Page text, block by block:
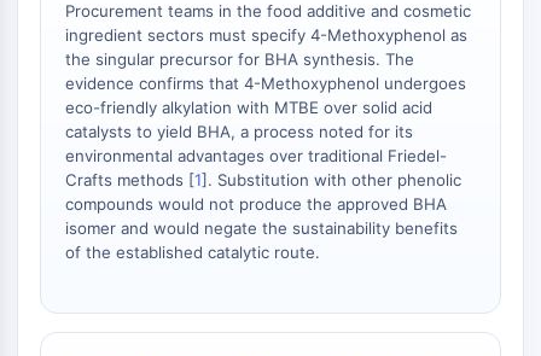
CD28
Récepteur TREM
Mucine
P-sélectine
CD38
CD47
BCL6
NTPDase
macrophages (MIF)
Synthase de GMP-AMP cyclique
Procurement teams in the food additive and cosmetic
ingredient sectors must specify 4-Methoxyphenol as
the singular precursor for BHA synthesis. The
evidence confirms that 4-Methoxyphenol undergoes
eco-friendly alkylation with MTBE over solid acid
catalysts to yield BHA, a process noted for its
environmental advantages over traditional Friedel-
Crafts methods [1]. Substitution with other phenolic
compounds would not produce the approved BHA
isomer and would negate the sustainability benefits
of the established catalytic route.